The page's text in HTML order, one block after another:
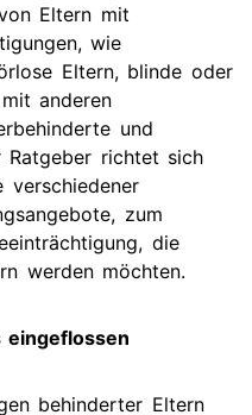
Eltern mit
wie
Eltern, blinde oder
anderen
und
Ratgeber richtet sich
verschiedener
zum
die
werden möchten.
eingeflossen
behinderter Eltern